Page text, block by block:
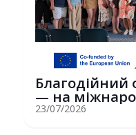
— на
Erasmus+ у С...
23/07/2026